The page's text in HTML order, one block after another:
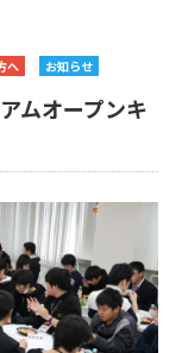
へ お知らせ
ムオープンキ